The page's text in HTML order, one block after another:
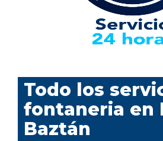
Todo los
fontaneria en
Baztán